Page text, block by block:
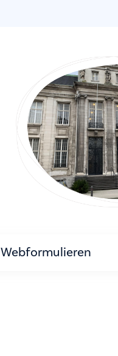
Webformulieren